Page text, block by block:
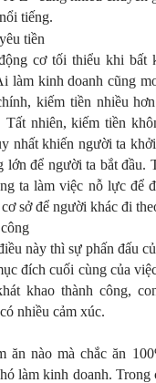
tiếng.
tiền
cơ tối thiểu khi bất
làm kinh doanh cũng
kiếm tiền nhiều
nhiên, kiếm tiền
nhất khiến người ta
lớn để người ta bắt đầu.
ta làm việc nỗ lực để
sở để người khác đi
này thì sự phấn đấu
đích cuối cùng của
khao thành công,
nhiều cảm xúc.
ăn nào mà chắc ăn
làm kinh doanh. Trong